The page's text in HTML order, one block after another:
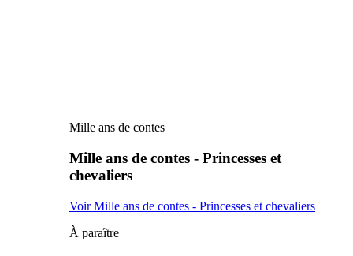
Mille ans de contes
Mille ans de contes - Princesses et
chevaliers
Voir Mille ans de contes - Princesses et chevaliers
À paraître